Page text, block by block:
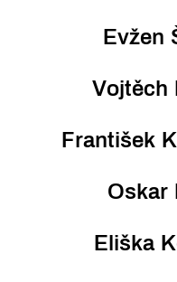
Evžen
Vojtěch
František
Oskar
Eliška